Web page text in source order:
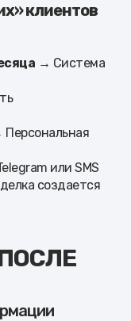
клиентов
→ Система
Персональная
или SMS
создается